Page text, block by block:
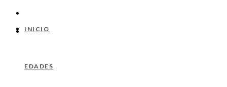
INICIO
EDADES